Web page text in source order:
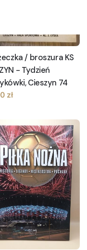
/ broszura KS
- Tydzień
Cieszyn 74
zł